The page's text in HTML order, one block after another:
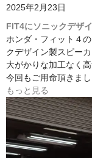
2025年2月23日
FIT4にソニックデザ
ホンダ・フィット４
クデザイン製スピー
大がかりな加工なく
今回もご用命頂きま
もっと見る